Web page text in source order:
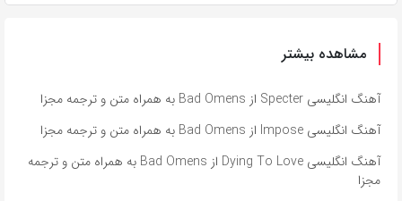
مشاهده بیشتر
آهنگ انگلیسی Specter از Bad Omens به همراه متن و ترجمه مجزا
آهنگ انگلیسی Impose از Bad Omens به همراه متن و ترجمه مجزا
آهنگ انگلیسی Dying To Love از Bad Omens به همراه متن و ترجمه
مجزا